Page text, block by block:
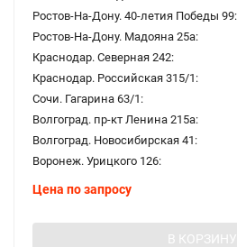
Ростов-На-Дону. 40-летия Победы 99:
Ростов-На-Дону. Мадояна 25а:
Краснодар. Северная 242:
Краснодар. Российская 315/1:
Сочи. Гагарина 63/1:
Волгоград. пр-кт Ленина 215а:
Волгоград. Новосибирская 41:
Воронеж. Урицкого 126:
Цена по запросу
В КОРЗИНУ